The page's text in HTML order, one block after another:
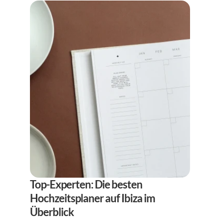
Top-Experten: Die besten
Hochzeitsplaner auf Ibiza im
Überblick